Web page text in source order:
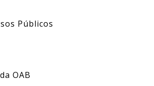
Públicos
OAB